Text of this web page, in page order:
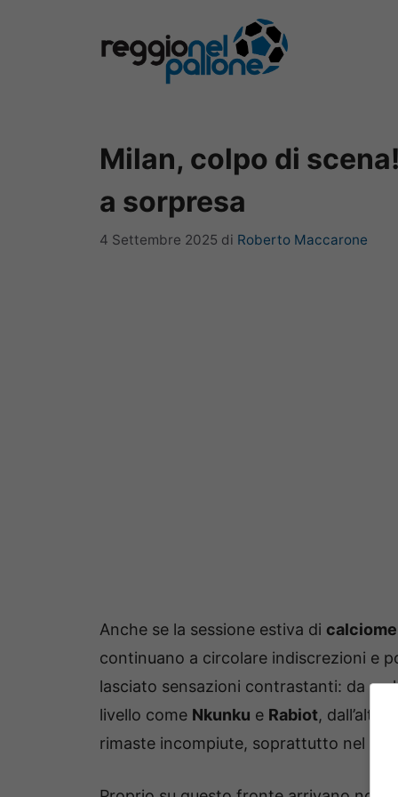
Milan, colpo di
a sorpresa
4 Settembre 2025 di Roberto Maccarone
Anche se la sessione estiva di
continuano a circolare indiscrezioni e
lasciato sensazioni contrastanti: da un
livello come Nkunku e Rabiot,
rimaste incompiute, soprattutto nel